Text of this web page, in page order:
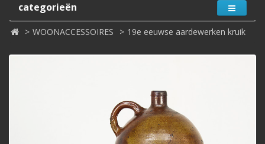
categorieën
WOONACCESSOIRES 19e eeuwse aardewerken kruik